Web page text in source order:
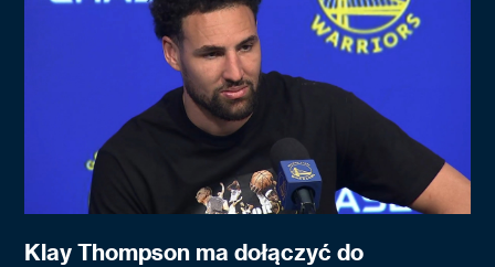
Klay Thompson ma dołączyć do